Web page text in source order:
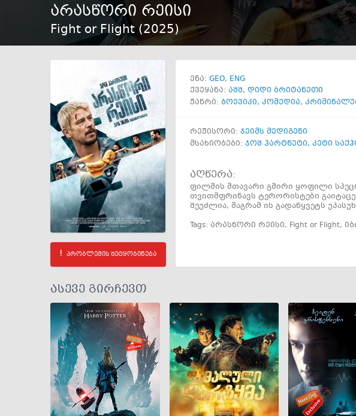
არასწორი რეისი
Fight or Flight (2025)
პრობლემის შეტყობინება
ენა: GEO ENG
ქვეყანა: აშშ, დიდი ბრიტანეთი
ჟანრი: ბოევიკი, კომედია,
რეჟისორი: ჯეიმს მედიგენი
მსახიობები: ჯოშ ჰარტნეტი, კეტი
აღწერა:
ფილმის მთავარი გმირი ყოფილი
თვითმფრინავს ტერორისტები
შეუძლია, მაგრამ ის გადაწყვეტს
Tags: არასწორი რეისი, Fight or Flight,
ასევე გირჩევთ